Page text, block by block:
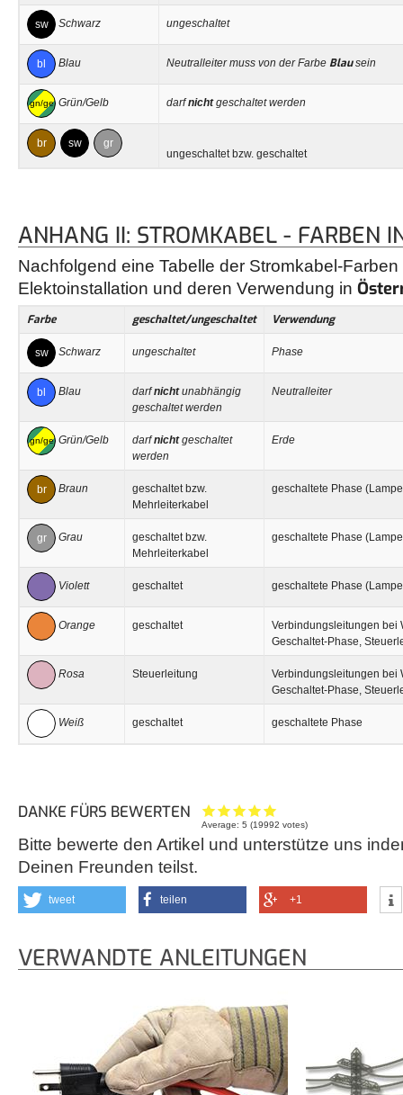
sw Schwarz ungeschaltet
bl Blau Neutralleiter muss von der Farbe Blausein
gn/ge Grün/Gelb darfnichtgeschaltet werden
br sw
gr
ungeschaltet bzw. geschaltet
ANHANG II: STROMKABEL - FARBEN
Nachfolgend eine Tabelle der Stromkabel-Farben
Elektoinstallation und deren Verwendung in
Farbe geschaltet/ungeschaltet Verwendung
sw Schwarz ungeschaltet Phase
bl Blau darfnichtunabhängig
geschaltet werden
Neutralleiter
gn/ge Grün/Gelb darfnichtgeschaltet
werden
Erde
br Braun
geschaltet bzw.
Mehrleiterkabel
geschaltete Phase
gr Grau
geschaltet bzw.
Mehrleiterkabel
geschaltete Phase
Violett geschaltet geschaltete Phase
Orange geschaltet
Verbindungsleitungen bei
Geschaltet-Phase,
Rosa Steuerleitung
Verbindungsleitungen bei
Geschaltet-Phase,
Weiß geschaltet geschaltete Phase
DANKE FÜRS BEWERTEN
Average:5 (19992 votes)
Bitte bewerte den Artikel und unterstütze uns
Deinen Freunden teilst.
tweet teilen +1
VERWANDTE ANLEITUNGEN